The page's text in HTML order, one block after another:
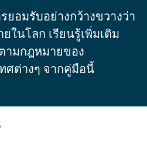
ยอมรับอย่างกว้างขวางว่า
ในโลก เรียนรู้เพิ่มเติม
ามกฎหมายของ
ศต่างๆ จากคู่มือนี้